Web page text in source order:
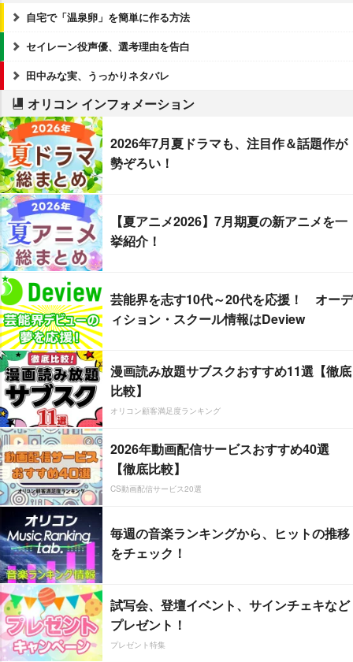
自宅で「温泉卵」を簡単に作る方法
セイレーン役声優、選考理由を告白
田中みな実、うっかりネタバレ
オリコン インフォメーション
2026年7月夏ドラマも、注目作＆話題作が
勢ぞろい！
【夏アニメ2026】7月期夏の新アニメを一
挙紹介！
芸能界を志す10代～20代を応援！ オーデ
ィション・スクール情報はDeview
漫画読み放題サブスクおすすめ11選【徹底
比較】
オリコン顧客満足度ランキング
2026年動画配信サービスおすすめ40選
【徹底比較】
CS動画配信サービス20選
毎週の音楽ランキングから、ヒットの推移
をチェック！
試写会、登壇イベント、サインチェキなど
プレゼント！
プレゼント特集